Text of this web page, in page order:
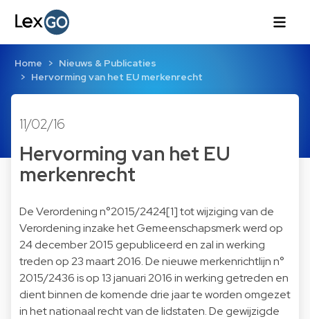
Home
Nieuws & Publicaties
Hervorming van het EU merkenrecht
11/02/16
Hervorming van het EU
merkenrecht
De Verordening n°2015/2424[1]tot wijziging van de
Verordening inzake het Gemeenschapsmerk werd op
24 december 2015 gepubliceerd en zal in werking
treden op 23 maart 2016. De nieuwe merkenrichtlijn n°
2015/2436 is op 13 januari 2016 in werking getreden en
dient binnen de komende drie jaar te worden omgezet
in het nationaal recht van de lidstaten. De gewijzigde